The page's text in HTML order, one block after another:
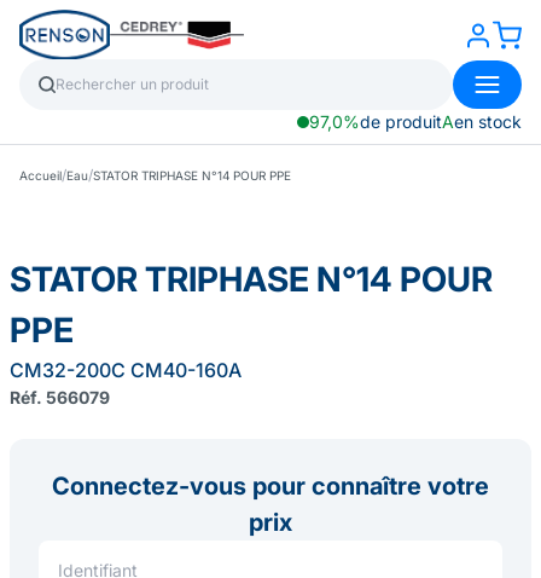
97,0%de produitAen stock
Accueil/Eau/STATOR TRIPHASE N°14 POUR PPE
STATOR TRIPHASE N°14 POUR
PPE
CM32-200C CM40-160A
Réf. 566079
Connectez-vous pour connaître votre
prix